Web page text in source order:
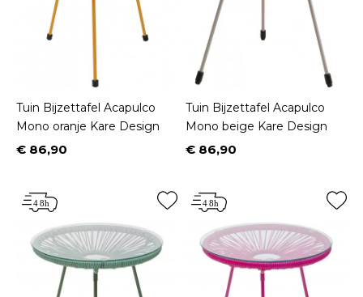
Tuin Bijzettafel Acapulco
Mono oranje Kare Design
Prijs
€ 86,90
Tuin Bijzettafel Acapulco
Mono beige Kare Design
Prijs
€ 86,90